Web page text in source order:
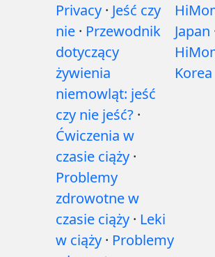
Privacy · Jeść czy
nie · Przewodnik
dotyczący
żywienia
niemowląt: jeść
czy nie jeść? ·
Ćwiczenia w
czasie ciąży ·
Problemy
zdrowotne w
czasie ciąży · Leki
w ciąży · Problemy
Japan
Korea